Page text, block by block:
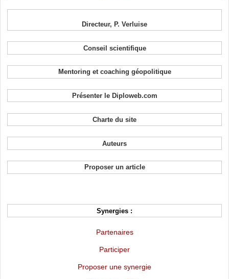
Directeur, P. Verluise
Conseil scientifique
Mentoring et coaching géopolitique
Présenter le Diploweb.com
Charte du site
Auteurs
Proposer un article
Synergies :
Partenaires
Participer
Proposer une synergie